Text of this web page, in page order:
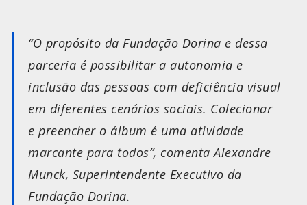
“O propósito da Fundação Dorina e dessa
parceria é possibilitar a autonomia e
inclusão das pessoas com deficiência visual
em diferentes cenários sociais. Colecionar
e preencher o álbum é uma atividade
marcante para todos”, comenta Alexandre
Munck, Superintendente Executivo da
Fundação Dorina.